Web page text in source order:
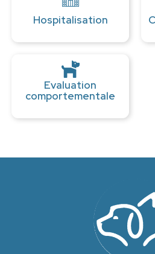
Hospitalisation
Evaluation
comportementale